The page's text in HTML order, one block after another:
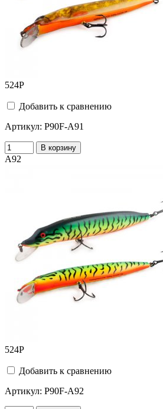
524Р
Добавить к сравнению
Артикул: P90F-A91
В корзину
A92
524Р
Добавить к сравнению
Артикул: P90F-A92